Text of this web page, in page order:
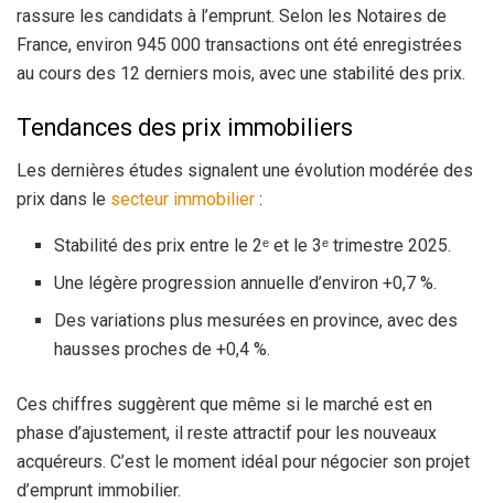
rassure les candidats à l’emprunt. Selon les Notaires de
France, environ 945 000 transactions ont été enregistrées
au cours des 12 derniers mois, avec une stabilité des prix.
Tendances des prix immobiliers
Les dernières études signalent une évolution modérée des
prix dans le secteur immobilier :
Stabilité des prix entre le 2ᵉ et le 3ᵉ trimestre 2025.
Une légère progression annuelle d’environ +0,7 %.
Des variations plus mesurées en province, avec des
hausses proches de +0,4 %.
Ces chiffres suggèrent que même si le marché est en
phase d’ajustement, il reste attractif pour les nouveaux
acquéreurs. C’est le moment idéal pour négocier son projet
d’emprunt immobilier.